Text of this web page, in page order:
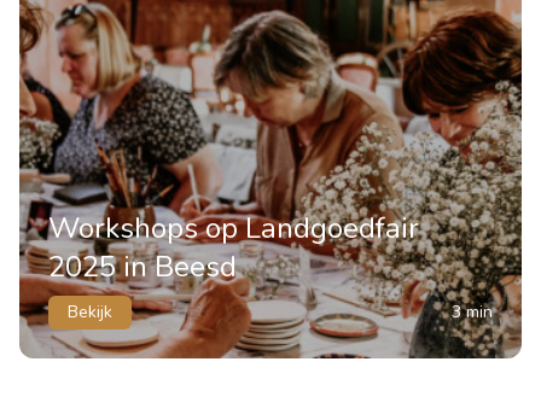
Workshops op Landgoedfair
2025 in Beesd
Bekijk 3 min